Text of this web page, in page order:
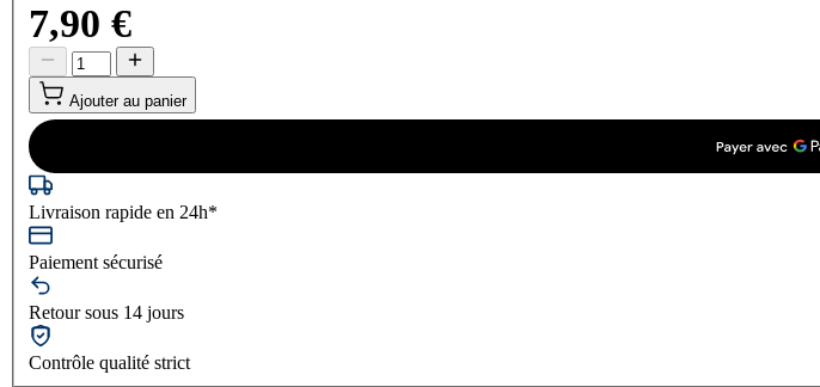
7,90 €
Ajouter au panier
Livraison rapide en 24h*
Paiement sécurisé
Retour sous 14 jours
Contrôle qualité strict